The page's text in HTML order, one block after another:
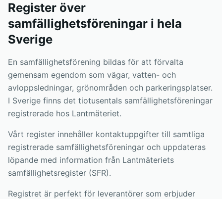
Register över
samfällighetsföreningar i hela
Sverige
En samfällighetsförening bildas för att förvalta
gemensam egendom som vägar, vatten- och
avloppsledningar, grönområden och parkeringsplatser.
I Sverige finns det tiotusentals samfällighetsföreningar
registrerade hos Lantmäteriet.
Vårt register innehåller kontaktuppgifter till samtliga
registrerade samfällighetsföreningar och uppdateras
löpande med information från Lantmäteriets
samfällighetsregister (SFR).
Registret är perfekt för leverantörer som erbjuder